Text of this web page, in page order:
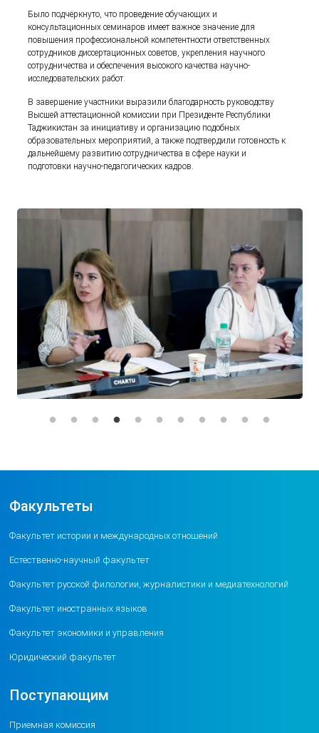
Было подчёркнуто, что проведение обучающих и
консультационных семинаров имеет важное значение для
повышения профессиональной компетентности ответственных
сотрудников диссертационных советов, укрепления научного
сотрудничества и обеспечения высокого качества научно-
исследовательских работ.
В завершение участники выразили благодарность руководству
Высшей аттестационной комиссии при Президенте Республики
Таджикистан за инициативу и организацию подобных
образовательных мероприятий, а также подтвердили готовность к
дальнейшему развитию сотрудничества в сфере науки и
подготовки научно-педагогических кадров.
Факультеты
Факультет истории и международных отношений
Естественно-научный факультет
Факультет русской филологии, журналистики и медиатехнологий
Факультет иностранных языков
Факультет экономики и управления
Юридический факультет
Поступающим
Приемная комиссия